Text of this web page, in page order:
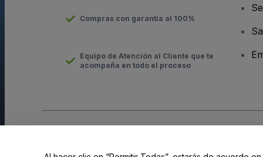
Compras con garantía al 100%
Equipo de Atención al Cliente que te
acompaña en todo el proceso